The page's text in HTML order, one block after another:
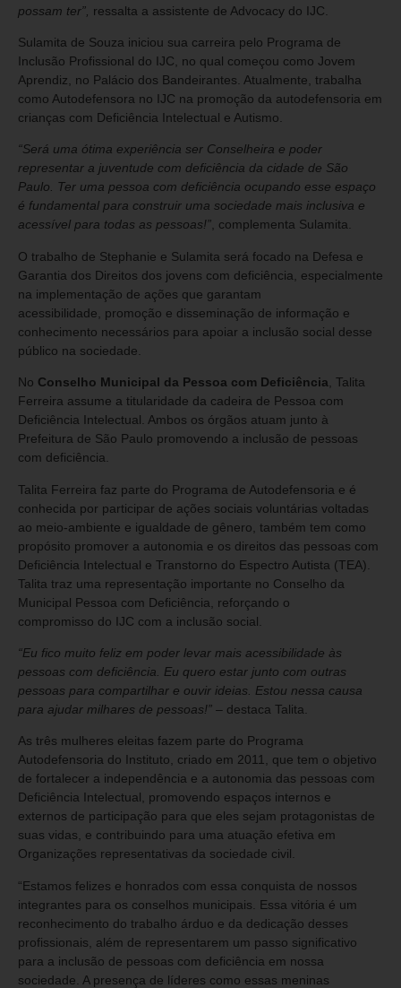
possam ter”, ressalta a assistente de Advocacy do IJC.
Sulamita de Souza iniciou sua carreira pelo Programa de
Inclusão Profissional do IJC, no qual começou como Jovem
Aprendiz, no Palácio dos Bandeirantes. Atualmente, trabalha
como Autodefensora no IJC na promoção da autodefensoria em
crianças com Deficiência Intelectual e Autismo.
“Será uma ótima experiência ser Conselheira e poder
representar a juventude com deficiência da cidade de São
Paulo. Ter uma pessoa com deficiência ocupando esse espaço
é fundamental para construir uma sociedade mais inclusiva e
acessível para todas as pessoas!”, complementa Sulamita.
O trabalho de Stephanie e Sulamita será focado na Defesa e
Garantia dos Direitos dos jovens com deficiência, especialmente
na implementação de ações que garantam
acessibilidade, promoção e disseminação de informação e
conhecimento necessários para apoiar a inclusão social desse
público na sociedade.
No Conselho Municipal da Pessoa com Deficiência , Talita
Ferreira assume a titularidade da cadeira de Pessoa com
Deficiência Intelectual. Ambos os órgãos atuam junto à
Prefeitura de São Paulo promovendo a inclusão de pessoas
com deficiência.
Talita Ferreira faz parte do Programa de Autodefensoria e é
conhecida por participar de ações sociais voluntárias voltadas
ao meio-ambiente e igualdade de gênero, também tem como
propósito promover a autonomia e os direitos das pessoas com
Deficiência Intelectual e Transtorno do Espectro Autista (TEA).
Talita traz uma representação importante no Conselho da
Municipal Pessoa com Deficiência, reforçando o
compromisso do IJC com a inclusão social.
“Eu fico muito feliz em poder levar mais acessibilidade às
pessoas com deficiência. Eu quero estar junto com outras
pessoas para compartilhar e ouvir ideias. Estou nessa causa
para ajudar milhares de pessoas!” – destaca Talita.
As três mulheres eleitas fazem parte do Programa
Autodefensoria do Instituto, criado em 2011, que tem o objetivo
de fortalecer a independência e a autonomia das pessoas com
Deficiência Intelectual, promovendo espaços internos e
externos de participação para que eles sejam protagonistas de
suas vidas, e contribuindo para uma atuação efetiva em
Organizações representativas da sociedade civil.
“Estamos felizes e honrados com essa conquista de nossos
integrantes para os conselhos municipais. Essa vitória é um
reconhecimento do trabalho árduo e da dedicação desses
profissionais, além de representarem um passo significativo
para a inclusão de pessoas com deficiência em nossa
sociedade. A presença de líderes como essas meninas